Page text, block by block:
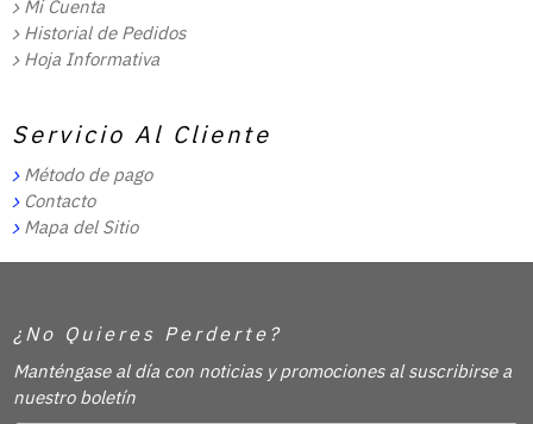
Mi Cuenta
Historial de Pedidos
Hoja Informativa
Servicio Al Cliente
Método de pago
Contacto
Mapa del Sitio
¿No Quieres Perderte?
Manténgase al día con noticias y promociones al suscribirse a
nuestro boletín